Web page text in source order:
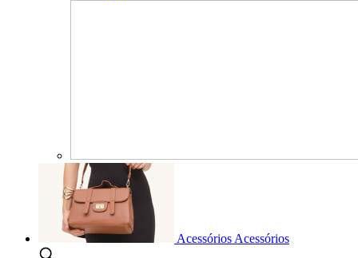
Acessórios Acessórios